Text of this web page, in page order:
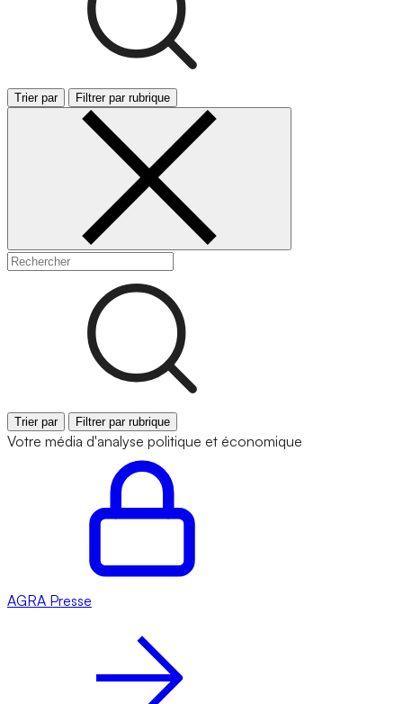
Trier par Filtrer par rubrique
Trier par Filtrer par rubrique
Votre média d'analyse politique et économique
AGRA Presse